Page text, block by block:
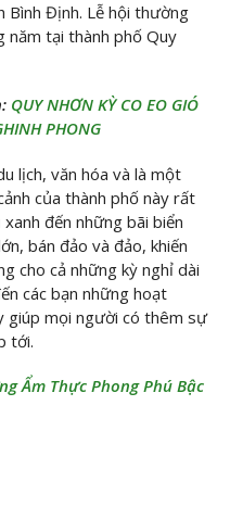
Bình Định. Lễ hội thường
năm tại thành phố Quy
QUY NHƠN KỲ CO EO GIÓ
PHONG
lịch, văn hóa và là một
của thành phố này rất
đến những bãi biển
bán đảo và đảo, khiến
cho cả những kỳ nghỉ dài
các bạn những hoạt
giúp mọi người có thêm sự
tới.
Ẩm Thực Phong Phú Bậc